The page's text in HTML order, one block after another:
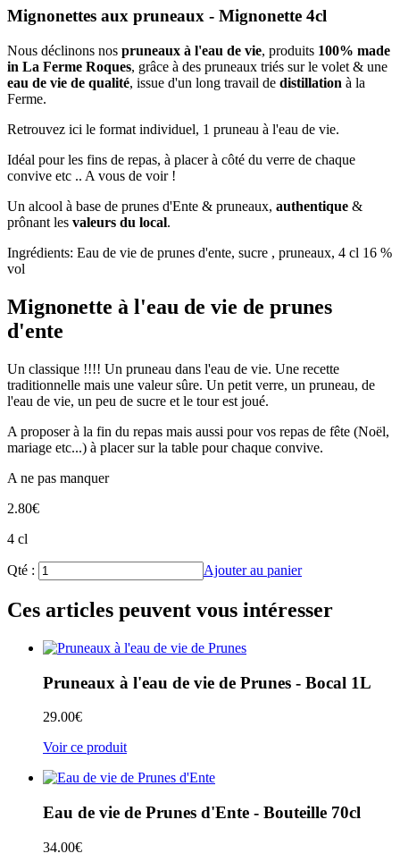
Mignonettes aux pruneaux - Mignonette 4cl
Nous déclinons nos pruneaux à l'eau de vie, produits 100% made
in La Ferme Roques, grâce à des pruneaux triés sur le volet & une
eau de vie de qualité, issue d'un long travail de distillation à la
Ferme.
Retrouvez ici le format individuel, 1 pruneau à l'eau de vie.
Idéal pour les fins de repas, à placer à côté du verre de chaque
convive etc .. A vous de voir !
Un alcool à base de prunes d'Ente & pruneaux, authentique &
prônant les valeurs du local.
Ingrédients: Eau de vie de prunes d'ente, sucre , pruneaux, 4 cl 16 %
vol
Mignonette à l'eau de vie de prunes
d'ente
Un classique !!!! Un pruneau dans l'eau de vie. Une recette
traditionnelle mais une valeur sûre. Un petit verre, un pruneau, de
l'eau de vie, un peu de sucre et le tour est joué.
A proposer à la fin du repas mais aussi pour vos repas de fête (Noël,
mariage etc...) à placer sur la table pour chaque convive.
A ne pas manquer
2.80€
4 cl
Qté : Ajouter au panier
Ces articles peuvent vous intéresser
Pruneaux à l'eau de vie de Prunes - Bocal 1L
29.00€
Voir ce produit
Eau de vie de Prunes d'Ente - Bouteille 70cl
34.00€